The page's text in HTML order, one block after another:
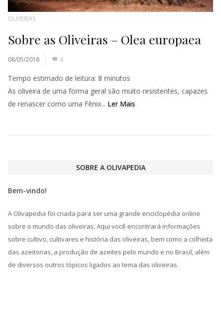
OLIVEIRAS
Sobre as Oliveiras – Olea europaea
08/05/2018 4
Tempo estimado de leitura: 8 minutos
As oliveira de uma forma geral são muito resistentes, capazes
de renascer como uma Fênix... Ler Mais
SOBRE A OLIVAPEDIA
Bem-vindo!
A Olivapedia foi criada para ser uma grande enciclopédia online
sobre o mundo das oliveiras. Aqui você encontrará informações
sobre cultivo, cultivares e história das oliveiras, bem como a colheita
das azeitonas, a produção de azeites pelo mundo e no Brasil, além
de diversos outros tópicos ligados ao tema das oliveiras.